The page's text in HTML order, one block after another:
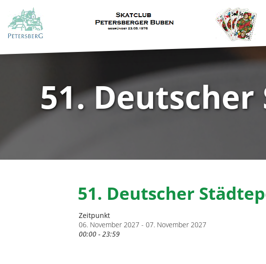
51.
51. Deutscher
Zeitpunkt
06. November 2027 - 07. November 2027
00:00 - 23:59